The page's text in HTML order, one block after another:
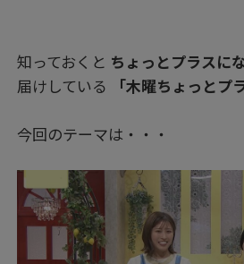
知っておくと ちょっとプラスに
届けしている
「木曜ちょっとプ
今回のテーマは・・・